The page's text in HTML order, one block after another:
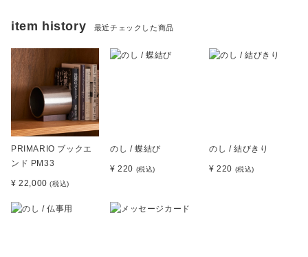
item history 最近チェックした商品
PRIMARIO ブックエ
ンド PM33
¥ 22,000(税込)
のし / 蝶結び
¥ 220 (税込)
のし / 結びきり
¥ 220 (税込)